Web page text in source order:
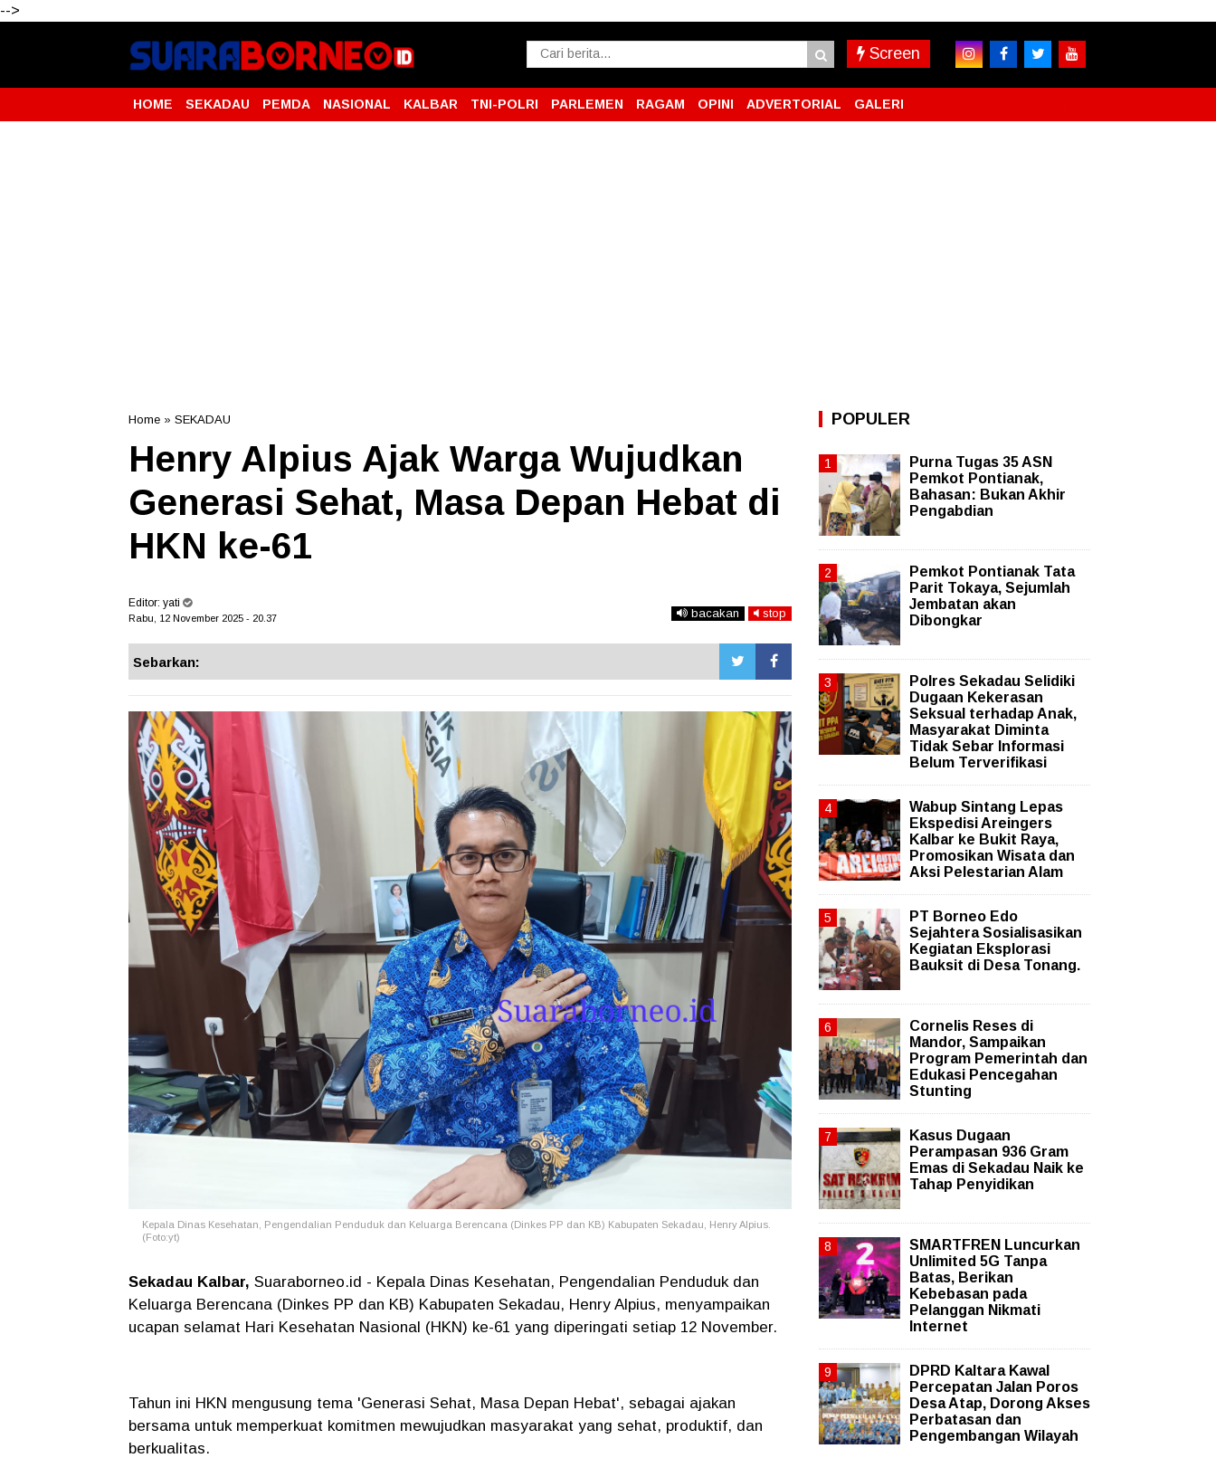
-->
Screen
HOME SEKADAU PEMDA NASIONAL KALBAR TNI-POLRI PARLEMEN RAGAM OPINI ADVERTORIAL GALERI
Home » SEKADAU
Henry Alpius Ajak Warga Wujudkan
Generasi Sehat, Masa Depan Hebat di
HKN ke-61
Editor: yati
Rabu, 12 November 2025 - 20.37 bacakan stop
Sebarkan:
Kepala Dinas Kesehatan, Pengendalian Penduduk dan Keluarga Berencana (Dinkes PP dan KB) Kabupaten Sekadau, Henry Alpius.
(Foto:yt)
Sekadau Kalbar, Suaraborneo.id - Kepala Dinas Kesehatan, Pengendalian Penduduk dan
Keluarga Berencana (Dinkes PP dan KB) Kabupaten Sekadau, Henry Alpius, menyampaikan
ucapan selamat Hari Kesehatan Nasional (HKN) ke-61 yang diperingati setiap 12 November.
Tahun ini HKN mengusung tema 'Generasi Sehat, Masa Depan Hebat', sebagai ajakan
bersama untuk memperkuat komitmen mewujudkan masyarakat yang sehat, produktif, dan
berkualitas.
POPULER
Purna Tugas 35 ASN
Pemkot Pontianak,
Bahasan: Bukan Akhir
Pengabdian
Pemkot Pontianak Tata
Parit Tokaya, Sejumlah
Jembatan akan
Dibongkar
Polres Sekadau Selidiki
Dugaan Kekerasan
Seksual terhadap Anak,
Masyarakat Diminta
Tidak Sebar Informasi
Belum Terverifikasi
Wabup Sintang Lepas
Ekspedisi Areingers
Kalbar ke Bukit Raya,
Promosikan Wisata dan
Aksi Pelestarian Alam
PT Borneo Edo
Sejahtera Sosialisasikan
Kegiatan Eksplorasi
Bauksit di Desa Tonang.
Cornelis Reses di
Mandor, Sampaikan
Program Pemerintah dan
Edukasi Pencegahan
Stunting
Kasus Dugaan
Perampasan 936 Gram
Emas di Sekadau Naik ke
Tahap Penyidikan
SMARTFREN Luncurkan
Unlimited 5G Tanpa
Batas, Berikan
Kebebasan pada
Pelanggan Nikmati
Internet
DPRD Kaltara Kawal
Percepatan Jalan Poros
Desa Atap, Dorong Akses
Perbatasan dan
Pengembangan Wilayah